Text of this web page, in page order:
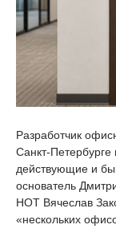
Разработчик
Санкт-
действующие и
основатель
НОТ Вячеслав
«нескольких